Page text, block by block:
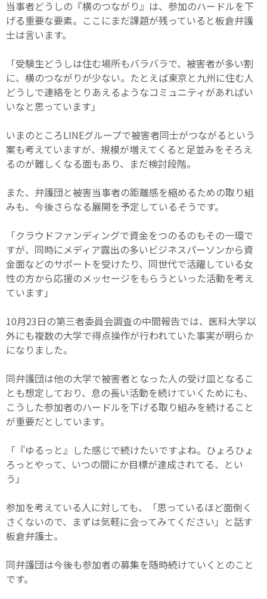
当事者どうしの『横のつながり』は、参加のハードルを下
げる重要な要素。ここにまだ課題が残っていると板倉弁護
士は言います。
「受験生どうしは住む場所もバラバラで、被害者が多い割
に、横のつながりが少ない。たとえば東京と九州に住む人
どうしで連絡をとりあえるようなコミュニティがあればい
いなと思っています」
いまのところLINEグループで被害者同士がつながるという
案も考えていますが、規模が増えてくると足並みをそろえ
るのが難しくなる面もあり、まだ検討段階。
また、弁護団と被害当事者の距離感を縮めるための取り組
みも、今後さらなる展開を予定しているそうです。
「クラウドファンディングで資金をつのるのもその一環で
すが、同時にメディア露出の多いビジネスパーソンから資
金面などのサポートを受けたり、同世代で活躍している女
性の方から応援のメッセージをもらうといった活動を考え
ています」
10月23日の第三者委員会調査の中間報告では、医科大学以
外にも複数の大学で得点操作が行われていた事実が明らか
になりました。
同弁護団は他の大学で被害者となった人の受け皿となるこ
とも想定しており、息の長い活動を続けていくためにも、
こうした参加者のハードルを下げる取り組みを続けること
が重要だとしています。
「『ゆるっと』した感じで続けたいですよね。ひょろひょ
ろっとやって、いつの間にか目標が達成されてる、とい
う」
参加を考えている人に対しても、「思っているほど面倒く
さくないので、まずは気軽に会ってみてください」と話す
板倉弁護士。
同弁護団は今後も参加者の募集を随時続けていくとのこと
です。